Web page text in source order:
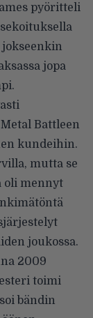
pyöritteli
jopa
Battleen
kundeihin.
mutta se
oli mennyt
joukossa.
2009
toimi
bändin